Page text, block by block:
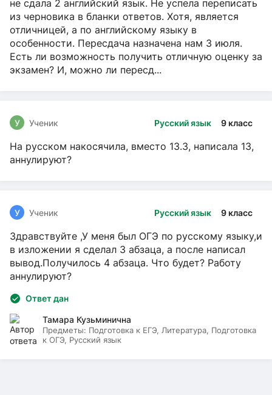
не сдала 2 английский язык. Не успела переписать
из черновика в бланки ответов. Хотя, является
отличницей, а по английскому языку в
особенности. Пересдача назначена нам 3 июля.
Есть ли возможность получить отличную оценку за
экзамен? И, можно ли пересд...
Русский язык 9 класс
У Ученик
На русском накосячила, вместо 13.3, написала 13,
аннулируют?
Русский язык 9 класс
У Ученик
Здравствуйте ,У меня был ОГЭ по русскому языку,и
в изложении я сделал 3 абзаца, а после написал
вывод.Получилось 4 абзаца. Что будет? Работу
аннулируют?
Ответ дан
Тамара Кузьминична
Предметы: Подготовка к ЕГЭ, Литература, Подготовка
к ОГЭ, Русский язык